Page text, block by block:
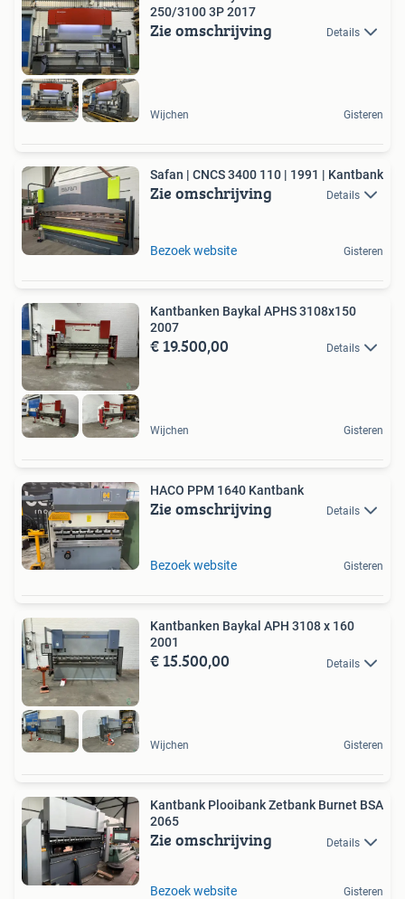
250/3100 3P 2017
Zie omschrijving Details
Wijchen Gisteren
Safan | CNCS 3400 110 | 1991 | Kantbank
Zie omschrijving Details
Bezoek website Gisteren
Kantbanken Baykal APHS 3108x150
2007
€ 19.500,00 Details
Wijchen Gisteren
HACO PPM 1640 Kantbank
Zie omschrijving Details
Bezoek website Gisteren
Kantbanken Baykal APH 3108 x 160
2001
€ 15.500,00 Details
Wijchen Gisteren
Kantbank Plooibank Zetbank Burnet BSA
2065
Zie omschrijving Details
Bezoek website Gisteren